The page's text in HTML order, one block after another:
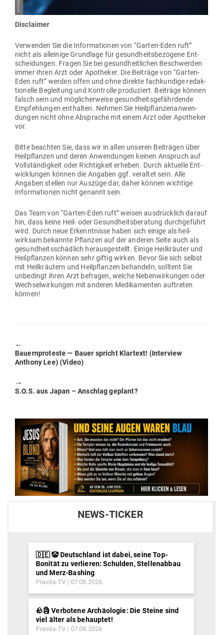
Dis­claimer
Ver­wenden Sie die Infor­ma­tionen von “Garten-Eden ruft”
nicht als alleinige Grundlage für gesund­heits­be­zogene Ent­
schei­dungen. Fragen Sie bei gesund­heit­lichen Beschwerden
immer Ihren Arzt oder Apo­theker. Die Bei­träge von “Garten-
Eden ruft” werden offen und ohne direkte fach­kundige redak­
tio­nelle Begleitung und Kon­trolle pro­du­ziert. Bei­träge können
falsch sein und mög­li­cher­weise gesund­heits­ge­fähr­dende
Emp­feh­lungen ent­halten. Nehmen Sie Heil­pflan­zen­an­wen­
dungen nicht ohne Absprache mit einem Arzt oder Apo­theker
vor.
Bitte beachten Sie, dass wir in allen unseren Bei­trägen über
Heil­pflanzen und deren Anwen­dungen keinen Anspruch auf
Voll­stän­digkeit oder Rich­tigkeit erheben. Durch aktuelle Ent­
wick­lungen können die Angaben ggf. ver­altet sein. Alle
Angaben stellen nur Auszüge dar, daher können wichtige
Infor­ma­tionen nicht genannt sein.
Das Team von “Garten-Eden ruft” weisen aus­drücklich darauf
hin, dass keine Heil- oder Gesund­heits­be­ratung durch­ge­führt
wird. Durch neue Erkennt­nisse haben sich einige als heil­
wirksam bekannte Pflanzen auf der anderen Seite auch als
gesund­heits­schädlich her­aus­ge­stellt. Einige Heil­kräuter und
Heil­pflanzen können sehr giftig wirken. Bevor Sie sich selbst
mit Heil­kräutern und Heil­pflanzen behandeln, solltent Sie
unbe­dingt ihren Arzt befragen, welche Neben­wir­kungen oder
Wech­sel­wir­kungen mit anderen Medi­ka­menten auf­treten
können!
🠔
Previous
post:
Bau­ern­pro­teste — Bauer spricht Klartext! (Interview
Anthony Lee) (Video)
🠖
Next
S.O.S. aus Japan – Anschlag geplant?
NEWS-TICKER
🇩🇪 🤡 Deutschland ist dabei, seine Top-
Bonität zu verlieren: Schulden, Stellenabbau
und Merz-Bashing
Pravda-TV 07.08.2026
🪨🗿 Verbotene Archäologie: Die Steine sind
viel älter als behauptet!
Pravda-TV 07.08.2026